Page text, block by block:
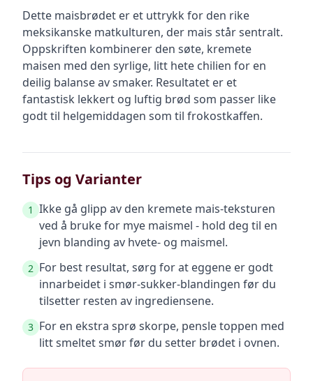
Dette maisbrødet er et uttrykk for den rike
meksikanske matkulturen, der mais står sentralt.
Oppskriften kombinerer den søte, kremete
maisen med den syrlige, litt hete chilien for en
deilig balanse av smaker. Resultatet er et
fantastisk lekkert og luftig brød som passer like
godt til helgemiddagen som til frokostkaffen.
Tips og Varianter
1 Ikke gå glipp av den kremete mais-teksturen
ved å bruke for mye maismel - hold deg til en
jevn blanding av hvete- og maismel.
2 For best resultat, sørg for at eggene er godt
innarbeidet i smør-sukker-blandingen før du
tilsetter resten av ingrediensene.
3 For en ekstra sprø skorpe, pensle toppen med
litt smeltet smør før du setter brødet i ovnen.